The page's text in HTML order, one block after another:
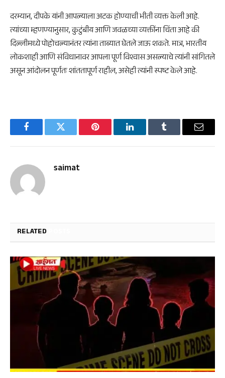
दरम्यान, दीपके यांनी आपल्याला अटक होण्याची भीती व्यक्त केली आहे.
त्यांच्या म्हणण्यानुसार, कुटुंबीय आणि जवळच्या व्यक्तींना चिंता आहे की
दिल्लीमध्ये पोहोचल्यानंतर त्यांना ताब्यात घेतले जाऊ शकते. मात्र, भारतीय
लोकशाही आणि संविधानावर आपला पूर्ण विश्वास असल्याचे त्यांनी सांगितले
असून आंदोलन पूर्णतः शांततापूर्ण राहील, असेही त्यांनी स्पष्ट केले आहे.
FacebookTwitter Pinterest LinkedInTumblr Email
saimat
RELATED